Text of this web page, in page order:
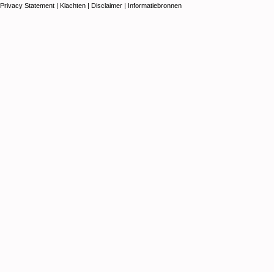
Privacy Statement | Klachten | Disclaimer | Informatiebronnen